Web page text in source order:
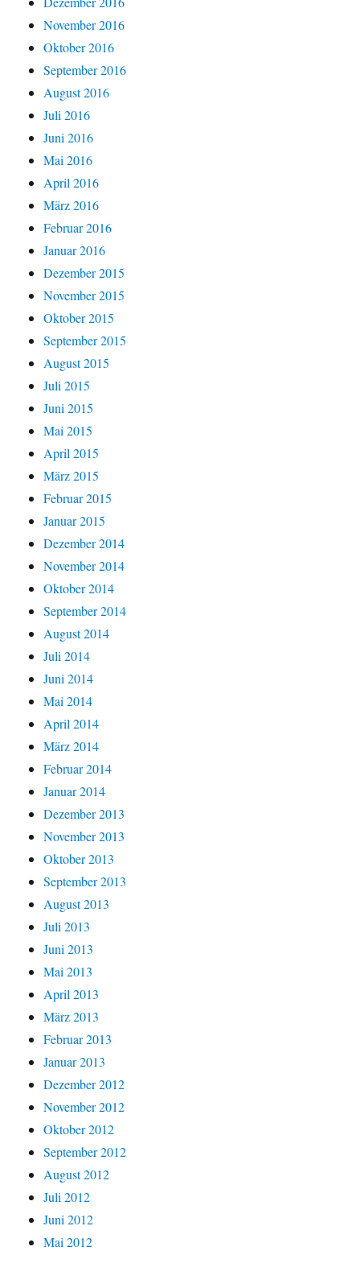
November 2016
Oktober 2016
September 2016
August 2016
Juli 2016
Juni 2016
Mai 2016
April 2016
März 2016
Februar 2016
Januar 2016
Dezember 2015
November 2015
Oktober 2015
September 2015
August 2015
Juli 2015
Juni 2015
Mai 2015
April 2015
März 2015
Februar 2015
Januar 2015
Dezember 2014
November 2014
Oktober 2014
September 2014
August 2014
Juli 2014
Juni 2014
Mai 2014
April 2014
März 2014
Februar 2014
Januar 2014
Dezember 2013
November 2013
Oktober 2013
September 2013
August 2013
Juli 2013
Juni 2013
Mai 2013
April 2013
März 2013
Februar 2013
Januar 2013
Dezember 2012
November 2012
Oktober 2012
September 2012
August 2012
Juli 2012
Juni 2012
Mai 2012